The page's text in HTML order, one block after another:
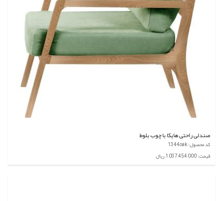
صندلی راحتی هایکا با چوب بلوط
کد محصول: 1344oak
قیمت: 1,037,454,000 ریال